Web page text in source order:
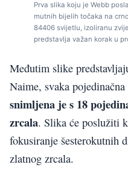
Prva slika koju je Webb
mutnih bijelih točaka na
84406 svijetlu, izoliranu
predstavlja važan korak u
Međutim slike
Naime, svaka
snimljena je s 18
zrcala. Slika će poslužiti
fokusiranje šesterokutnih
zlatnog zrcala.